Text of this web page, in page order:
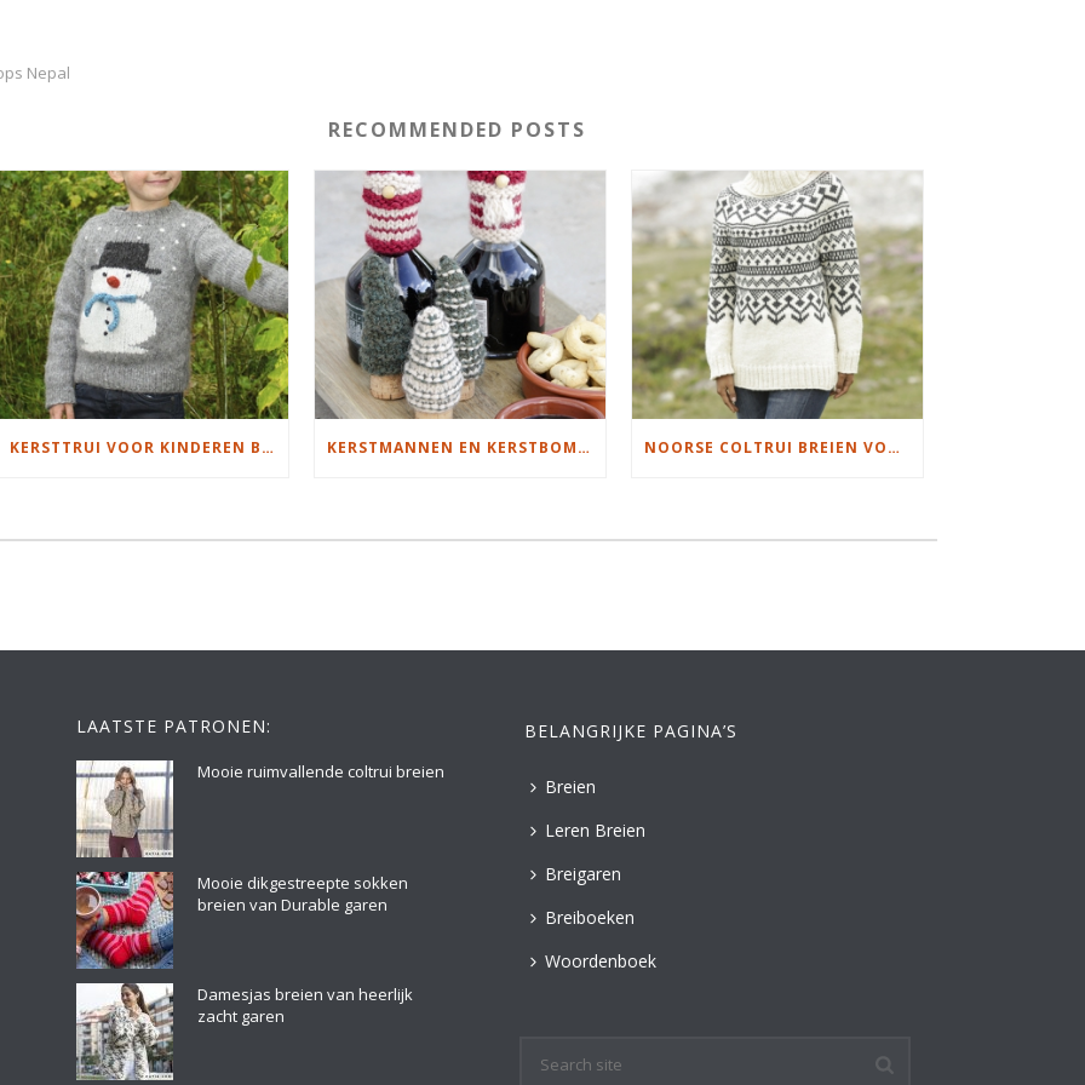
Nepal
RECOMMENDED POSTS
KERSTTRUI VOOR KINDEREN BREIEN MET SNEEUWPOP KERSTMANNEN EN KERSTBOMEN BREIEN NOORSE COLTRUI BREIEN VOOR DAMES
LAATSTE PATRONEN:
Mooie ruimvallende coltrui breien
Mooie dikgestreepte sokken
breien van Durable garen
Damesjas breien van heerlijk
zacht garen
BELANGRIJKE PAGINA’S
Breien
Leren Breien
Breigaren
Breiboeken
Woordenboek